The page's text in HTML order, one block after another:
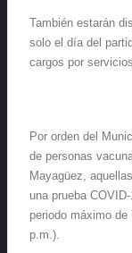
También estarán
solo el día del
cargos por
Por orden del
de personas
Mayagüez,
una prueba
periodo máximo
p.m.).